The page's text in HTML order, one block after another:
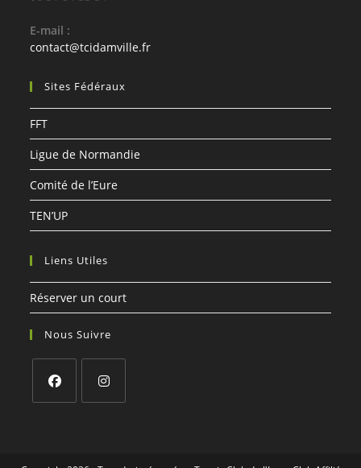
E-mail :
contact@tcidamville.frS’ouvre
Sites Fédéraux
FFT
Ligue de Normandie
Comité de l’Eure
TEN’UP
Liens Utiles
Réserver un court
Nous Suivre